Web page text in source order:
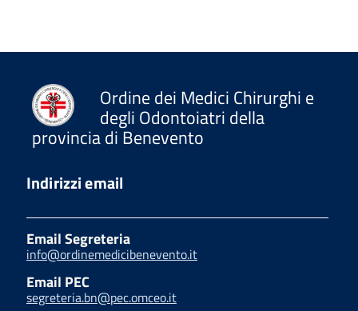
Ordine dei Medici Chirurghi e
degli Odontoiatri della
provincia di Benevento
Indirizzi email
Email Segreteria
info@ordinemedicibenevento.it
Email PEC
segreteria.bn@pec.omceo.it